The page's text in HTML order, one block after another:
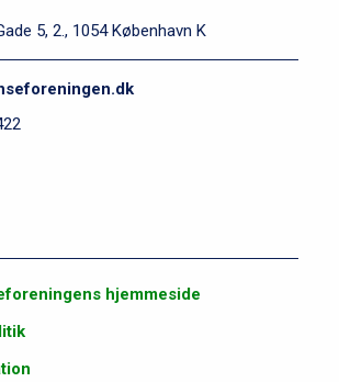
5, 2., 1054 København K
hjemmeside